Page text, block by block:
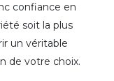
confiance en
soit la plus
un véritable
de votre choix.